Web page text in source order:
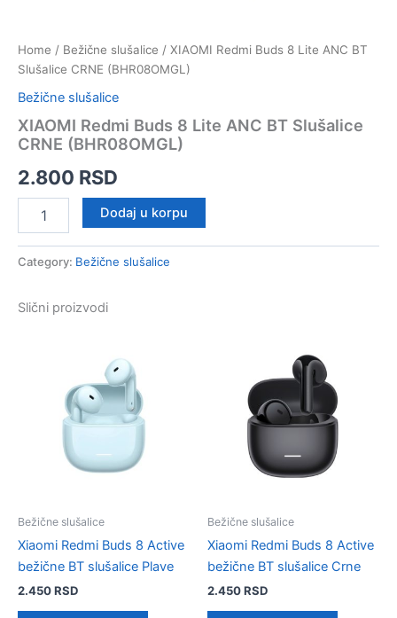
Home / Bežične slušalice / XIAOMI Redmi Buds 8 Lite ANC BT
Slušalice CRNE (BHR08OMGL)
Bežične slušalice
XIAOMI Redmi Buds 8 Lite ANC BT Slušalice
CRNE (BHR08OMGL)
2.800 RSD
Redmi
8
BT
Dodaj u korpu
Category: Bežične slušalice
Slični proizvodi
Bežične slušalice
Xiaomi Redmi Buds 8 Active
bežične BT slušalice Plave
2.450RSD
Bežične slušalice
Xiaomi Redmi Buds 8 Active
bežične BT slušalice Crne
2.450RSD